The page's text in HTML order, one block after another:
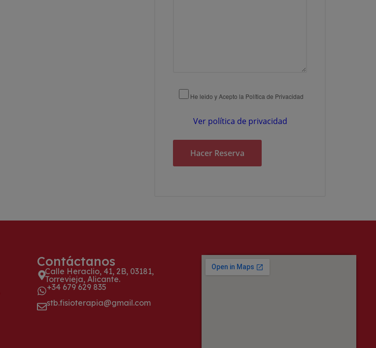
He leido y Acepto la Política de Privacidad
Ver política de privacidad
Contáctanos
Calle Heraclio, 41, 2B, 03181,
Torrevieja, Alicante.
+34 679 629 835
stb.fisioterapia@gmail.com